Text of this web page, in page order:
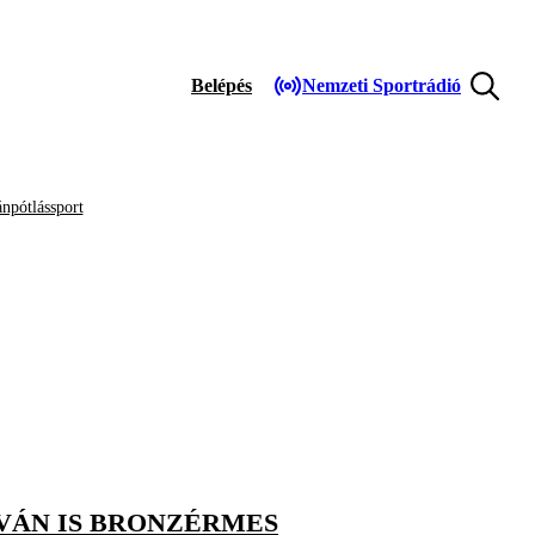
Belépés Nemzeti Sportrádió
IS BRONZÉRMES